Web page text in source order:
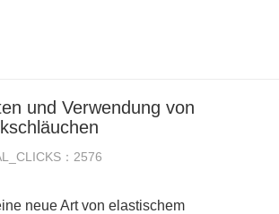
und Verwendung von
：2576
neue Art von elastischem